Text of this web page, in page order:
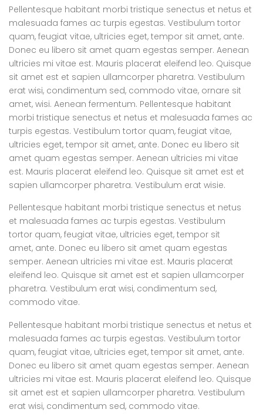
Pellentesque habitant morbi tristique senectus et netus et
malesuada fames ac turpis egestas. Vestibulum tortor
quam, feugiat vitae, ultricies eget, tempor sit amet, ante.
Donec eu libero sit amet quam egestas semper. Aenean
ultricies mi vitae est. Mauris placerat eleifend leo. Quisque
sit amet est et sapien ullamcorper pharetra. Vestibulum
erat wisi, condimentum sed, commodo vitae, ornare sit
amet, wisi. Aenean fermentum. Pellentesque habitant
morbi tristique senectus et netus et malesuada fames ac
turpis egestas. Vestibulum tortor quam, feugiat vitae,
ultricies eget, tempor sit amet, ante. Donec eu libero sit
amet quam egestas semper. Aenean ultricies mi vitae
est. Mauris placerat eleifend leo. Quisque sit amet est et
sapien ullamcorper pharetra. Vestibulum erat wisie.
Pellentesque habitant morbi tristique senectus et netus
et malesuada fames ac turpis egestas. Vestibulum
tortor quam, feugiat vitae, ultricies eget, tempor sit
amet, ante. Donec eu libero sit amet quam egestas
semper. Aenean ultricies mi vitae est. Mauris placerat
eleifend leo. Quisque sit amet est et sapien ullamcorper
pharetra. Vestibulum erat wisi, condimentum sed,
commodo vitae.
Pellentesque habitant morbi tristique senectus et netus et
malesuada fames ac turpis egestas. Vestibulum tortor
quam, feugiat vitae, ultricies eget, tempor sit amet, ante.
Donec eu libero sit amet quam egestas semper. Aenean
ultricies mi vitae est. Mauris placerat eleifend leo. Quisque
sit amet est et sapien ullamcorper pharetra. Vestibulum
erat wisi, condimentum sed, commodo vitae.